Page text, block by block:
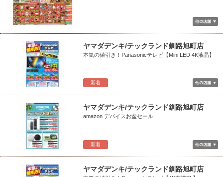
新着
ヤマダデンキ/テックランド釧路旭町店
本気の値引き！Panasonicテレビ【Mini LED 4K液晶】
新着
ヤマダデンキ/テックランド釧路旭町店
amazon デバイスお盆セール
ヤマダデンキ/テックランド釧路旭町店